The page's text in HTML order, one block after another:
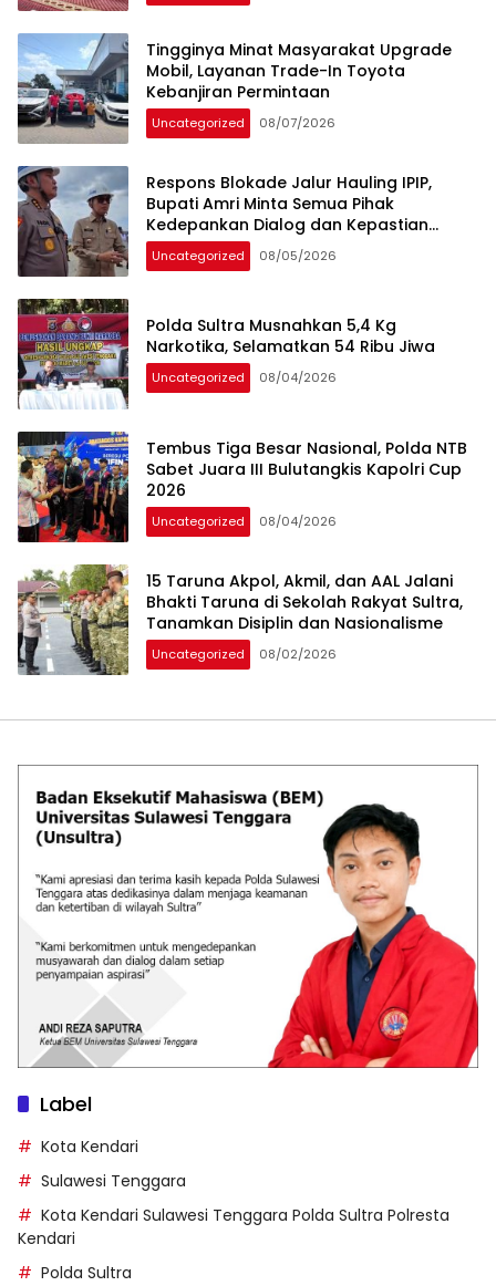
Tingginya Minat Masyarakat Upgrade
Mobil, Layanan Trade-In Toyota
Kebanjiran Permintaan
Uncategorized 08/07/2026
Respons Blokade Jalur Hauling IPIP,
Bupati Amri Minta Semua Pihak
Kedepankan Dialog dan Kepastian
Hukum
Uncategorized 08/05/2026
Polda Sultra Musnahkan 5,4 Kg
Narkotika, Selamatkan 54 Ribu Jiwa
Uncategorized 08/04/2026
Tembus Tiga Besar Nasional, Polda NTB
Sabet Juara III Bulutangkis Kapolri Cup
2026
Uncategorized 08/04/2026
15 Taruna Akpol, Akmil, dan AAL Jalani
Bhakti Taruna di Sekolah Rakyat Sultra,
Tanamkan Disiplin dan Nasionalisme
Uncategorized 08/02/2026
Label
Kota Kendari
Sulawesi Tenggara
Kota Kendari Sulawesi Tenggara Polda Sultra Polresta
Kendari
Polda Sultra